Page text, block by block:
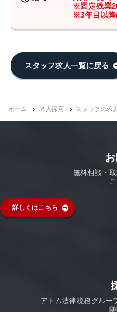
※固定残業
※3年目以降
スタッフ求人一覧に戻る
ホーム 求人採用 スタッフの求
無料相談・
詳しくはこちら
アトム法律税務グルー